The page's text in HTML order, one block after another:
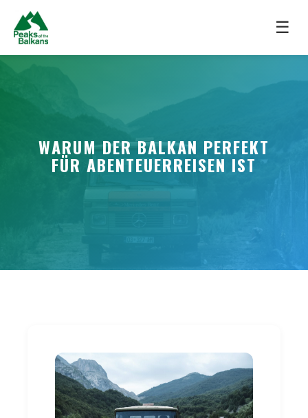
☰
WARUM DER BALKAN PERFEKT
FÜR ABENTEUERREISEN IST